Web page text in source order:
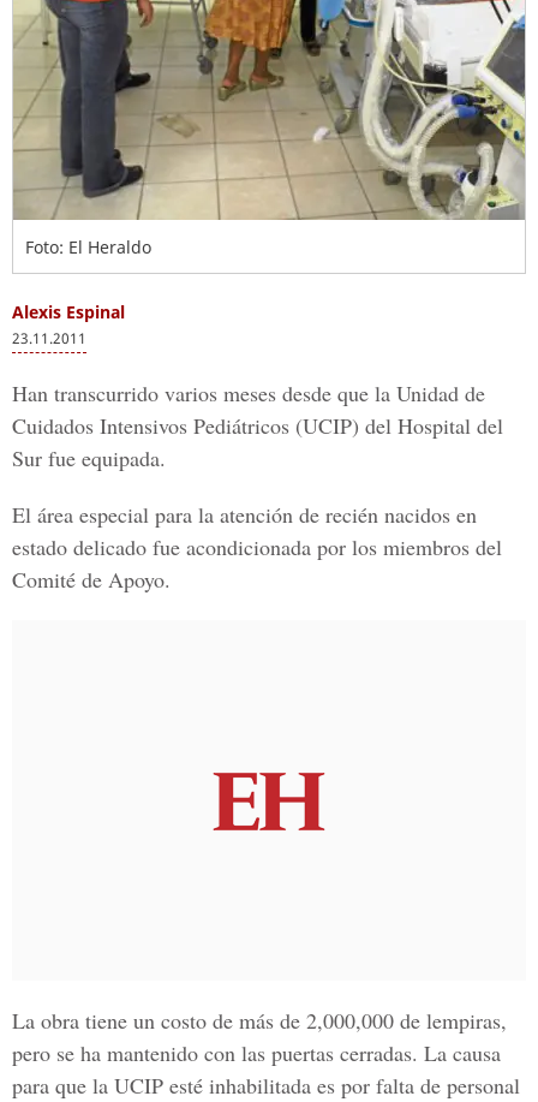
Foto: El Heraldo
Alexis Espinal
23.11.2011
Han transcurrido varios meses desde que la Unidad de
Cuidados Intensivos Pediátricos (UCIP) del Hospital del
Sur fue equipada.
El área especial para la atención de recién nacidos en
estado delicado fue acondicionada por los miembros del
Comité de Apoyo.
La obra tiene un costo de más de 2,000,000 de lempiras,
pero se ha mantenido con las puertas cerradas. La causa
para que la UCIP esté inhabilitada es por falta de personal